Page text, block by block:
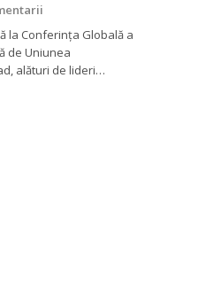
la Conferința Globală a
de Uniunea
alături de lideri…